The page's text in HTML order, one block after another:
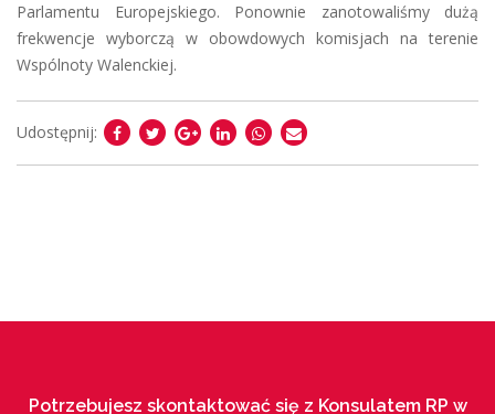
Parlamentu Europejskiego. Ponownie zanotowaliśmy dużą
frekwencje wyborczą w obowdowych komisjach na terenie
Wspólnoty Walenckiej.
Udostępnij:
Potrzebujesz skontaktować się z Konsulatem RP w